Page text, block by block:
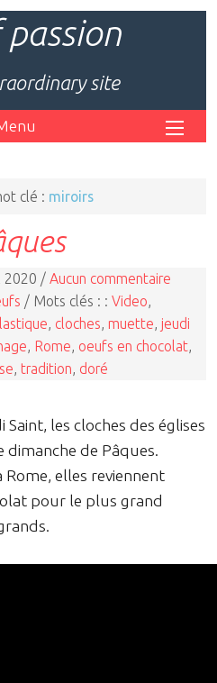
site
clé : miroirs
2020 / Aucun commentaire
/ Mots clés : : Video
cloches muette jeudi
Rome oeufs en chocolat
tradition doré
les cloches des églises
de Pâques.
Rome, elles reviennent
pour le plus grand